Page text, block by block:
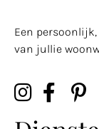
Een
van jullie